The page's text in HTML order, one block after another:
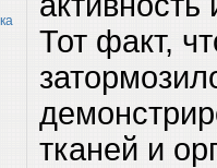
Тот факт,
тканей и